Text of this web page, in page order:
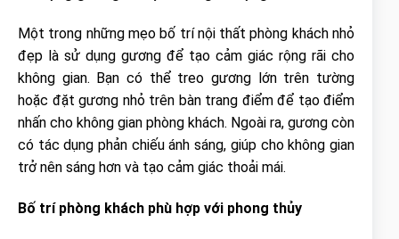
Một trong những mẹo bố trí nội thất phòng khách nhỏ
đẹp là sử dụng gương để tạo cảm giác rộng rãi cho
không gian. Bạn có thể treo gương lớn trên tường
hoặc đặt gương nhỏ trên bàn trang điểm để tạo điểm
nhấn cho không gian phòng khách. Ngoài ra, gương còn
có tác dụng phản chiếu ánh sáng, giúp cho không gian
trở nên sáng hơn và tạo cảm giác thoải mái.
Bố trí phòng khách phù hợp với phong thủy